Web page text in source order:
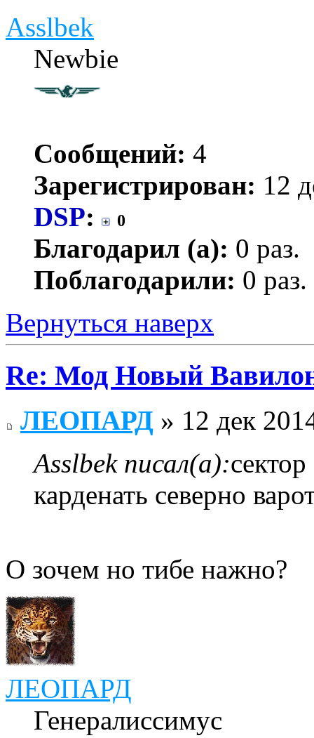
Asslbek
Newbie
Сообщений: 4
Зарегистрирован: 12
DSP: 0
Благодарил (а): 0 раз.
Поблагодарили: 0 раз.
Вернуться наверх
Re: Мод Новый
ЛЕОПАРД » 12 дек
Asslbek писал(а):
карденать северно
О зочем но тибе нажно?
ЛЕОПАРД
Генералиссимус